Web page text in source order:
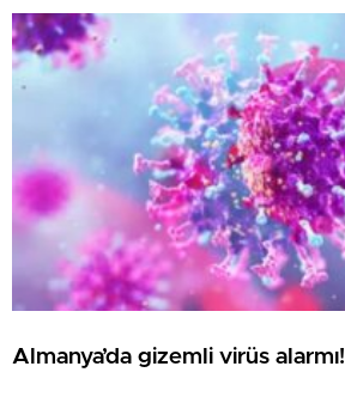
Almanya’da gizemli virüs alarmı!